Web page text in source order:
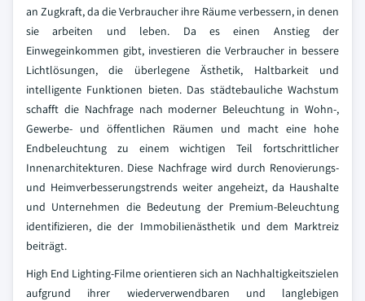
an Zugkraft, da die Verbraucher ihre Räume verbessern, in denen
sie arbeiten und leben. Da es einen Anstieg der
Einwegeinkommen gibt, investieren die Verbraucher in bessere
Lichtlösungen, die überlegene Ästhetik, Haltbarkeit und
intelligente Funktionen bieten. Das städtebauliche Wachstum
schafft die Nachfrage nach moderner Beleuchtung in Wohn-,
Gewerbe- und öffentlichen Räumen und macht eine hohe
Endbeleuchtung zu einem wichtigen Teil fortschrittlicher
Innenarchitekturen. Diese Nachfrage wird durch Renovierungs-
und Heimverbesserungstrends weiter angeheizt, da Haushalte
und Unternehmen die Bedeutung der Premium-Beleuchtung
identifizieren, die der Immobilienästhetik und dem Marktreiz
beiträgt.
High End Lighting-Filme orientieren sich an Nachhaltigkeitszielen
aufgrund ihrer wiederverwendbaren und langlebigen